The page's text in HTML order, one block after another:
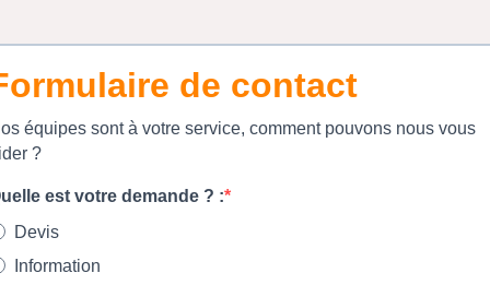
de contact
équipes sont à votre service, comment pouvons nous vous
?
est votre demande ? :
Devis
Information